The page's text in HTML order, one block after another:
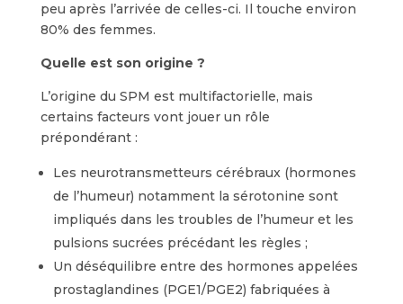
peu après l’arrivée de celles-ci. Il touche environ
80% des femmes.
Quelle est son origine ?
L’origine du SPM est multifactorielle, mais
certains facteurs vont jouer un rôle
prépondérant :
Les neurotransmetteurs cérébraux (hormones
de l’humeur) notamment la sérotonine sont
impliqués dans les troubles de l’humeur et les
pulsions sucrées précédant les règles ;
Un déséquilibre entre des hormones appelées
prostaglandines (PGE1/PGE2) fabriquées à